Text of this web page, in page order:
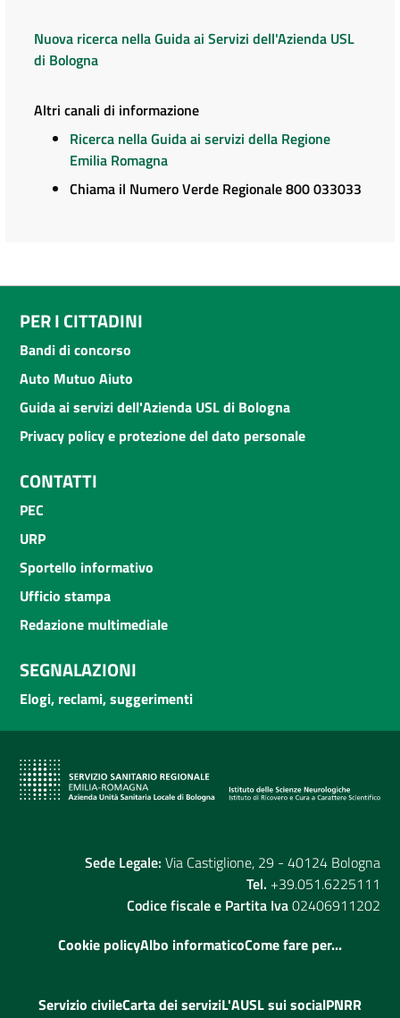
Nuova ricerca nella Guida ai Servizi dell'Azienda USL
di Bologna
Altri canali di informazione
Ricerca nella Guida ai servizi della Regione
Emilia Romagna
Chiama il Numero Verde Regionale 800 033033
PER I CITTADINI
Bandi di concorso
Auto Mutuo Aiuto
Guida ai servizi dell'Azienda USL di Bologna
Privacy policy e protezione del dato personale
CONTATTI
PEC
URP
Sportello informativo
Ufficio stampa
Redazione multimediale
SEGNALAZIONI
Elogi, reclami, suggerimenti
Sede Legale: Via Castiglione, 29 - 40124 Bologna
Tel. +39.051.6225111
Codice fiscale e Partita Iva02406911202
Cookie policyAlbo informaticoCome fare per...
Servizio civileCarta dei serviziL'AUSL sui socialPNRR